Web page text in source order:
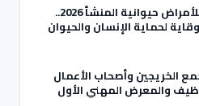
اليوم العالمي للأمراض حيوانية المنشأ 2026..
لحماية الإنسان والحيوان
الخريجين وأصحاب الأعمال
والمعرض المهني الأول